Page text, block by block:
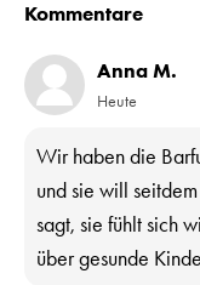
Kommentare
Anna M.
Heute
Wir haben die
und sie will
sagt, sie fühlt sich
über gesunde